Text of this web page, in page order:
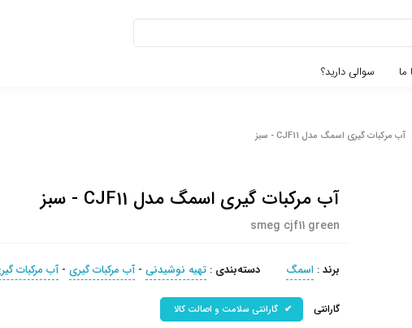
سوالی دارید؟
آب مرکبات گیری اسمگ مدل CJF11 - سبز
آب مرکبات گیری اسمگ مدل CJF11 - سبز
smeg cjf11 green
برند: اسمگ دسته‌بندی : تهیه نوشیدنی -آب مرکبات گيری -آب مرکبات
گارانتی گارانتی سلامت و اصالت کالا